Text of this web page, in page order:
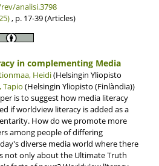
analisi.3798
, p. 17-39 (Articles)
in complementing Media
Heidi(Helsingin Yliopisto
Tapio (Helsingin Yliopisto (Finlàndia))
is to suggest how media literacy
if worldview literacy is added as a
How do we promote more
among people of differing
diverse media world where there
not only about the Ultimate Truth